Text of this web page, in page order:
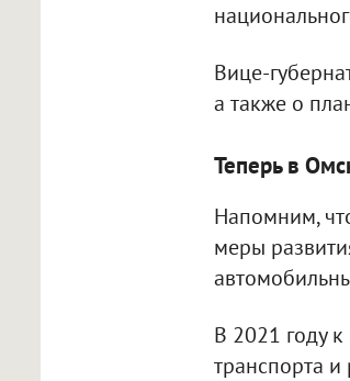
Вице-
а также о
Теперь в
Напомним,
меры
В 2021 году
транспорта